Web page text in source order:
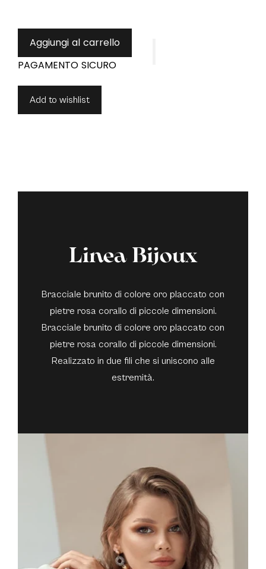
Aggiungi al carrello
Add to wishlist
Linea Bijoux
Bracciale brunito di colore oro placcato con
pietre rosa corallo di piccole dimensioni.
Bracciale brunito di colore oro placcato con
pietre rosa corallo di piccole dimensioni.
Realizzato in due fili che si uniscono alle
estremità.